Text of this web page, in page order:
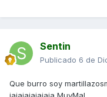
Sentin
Publicado 6 de
Que burro soy